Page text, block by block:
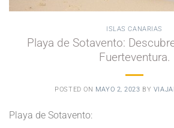
ISLAS CANARIAS
Playa de Sotavento:
Fuerteventura.
POSTED ON MAYO 2, 2023 BY
Playa de Sotavento: